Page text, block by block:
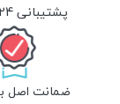
پشتیبانی 24 ساعته
ضمانت اصل